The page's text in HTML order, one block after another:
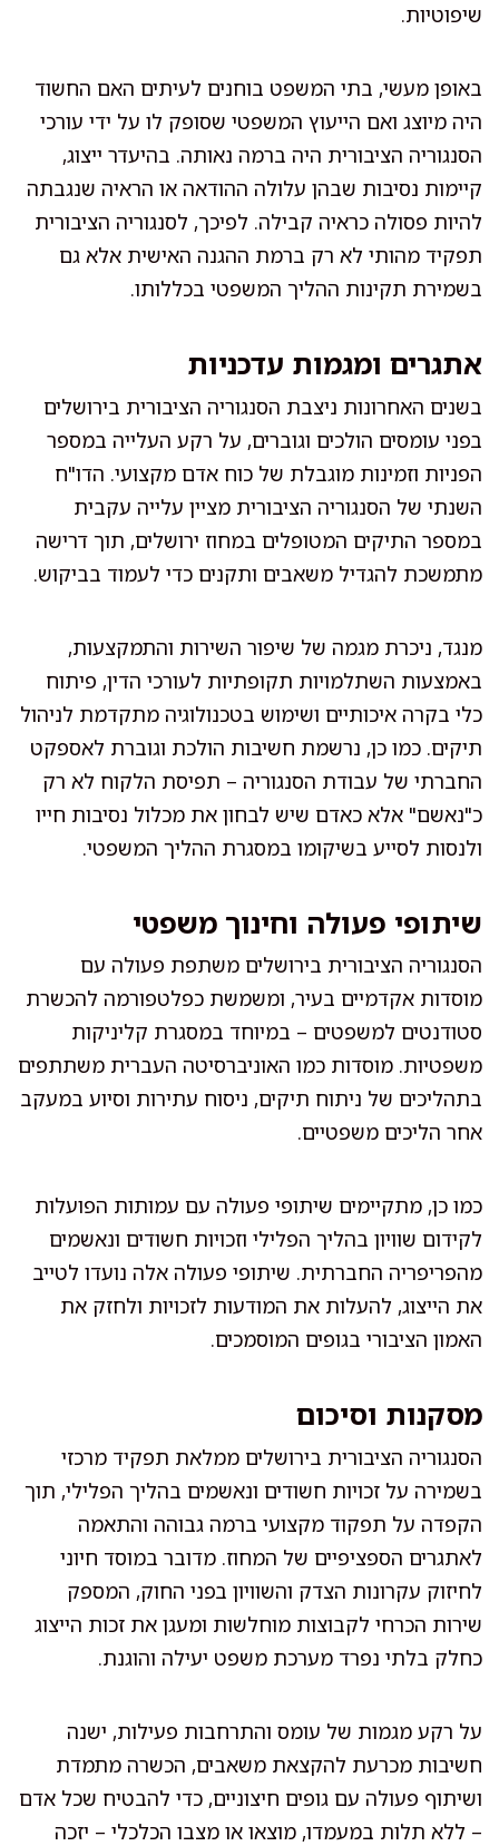
שיפוטיות.
באופן מעשי, בתי המשפט בוחנים לעיתים האם החשוד
היה מיוצג ואם הייעוץ המשפטי שסופק לו על ידי עורכי
הסנגוריה הציבורית היה ברמה נאותה. בהיעדר ייצוג,
קיימות נסיבות שבהן עלולה ההודאה או הראיה שנגבתה
להיות פסולה כראיה קבילה. לפיכך, לסנגוריה הציבורית
תפקיד מהותי לא רק ברמת ההגנה האישית אלא גם
בשמירת תקינות ההליך המשפטי בכללותו.
אתגרים ומגמות עדכניות
בשנים האחרונות ניצבת הסנגוריה הציבורית בירושלים
בפני עומסים הולכים וגוברים, על רקע העלייה במספר
הפניות וזמינות מוגבלת של כוח אדם מקצועי. הדו"ח
השנתי של הסנגוריה הציבורית מציין עלייה עקבית
במספר התיקים המטופלים במחוז ירושלים, תוך דרישה
מתמשכת להגדיל משאבים ותקנים כדי לעמוד בביקוש.
מנגד, ניכרת מגמה של שיפור השירות והתמקצעות,
באמצעות השתלמויות תקופתיות לעורכי הדין, פיתוח
כלי בקרה איכותיים ושימוש בטכנולוגיה מתקדמת לניהול
תיקים. כמו כן, נרשמת חשיבות הולכת וגוברת לאספקט
החברתי של עבודת הסנגוריה – תפיסת הלקוח לא רק
כ"נאשם" אלא כאדם שיש לבחון את מכלול נסיבות חייו
ולנסות לסייע בשיקומו במסגרת ההליך המשפטי.
שיתופי פעולה וחינוך משפטי
הסנגוריה הציבורית בירושלים משתפת פעולה עם
מוסדות אקדמיים בעיר, ומשמשת כפלטפורמה להכשרת
סטודנטים למשפטים – במיוחד במסגרת קליניקות
משפטיות. מוסדות כמו האוניברסיטה העברית משתתפים
בתהליכים של ניתוח תיקים, ניסוח עתירות וסיוע במעקב
אחר הליכים משפטיים.
כמו כן, מתקיימים שיתופי פעולה עם עמותות הפועלות
לקידום שוויון בהליך הפלילי וזכויות חשודים ונאשמים
מהפריפריה החברתית. שיתופי פעולה אלה נועדו לטייב
את הייצוג, להעלות את המודעות לזכויות ולחזק את
האמון הציבורי בגופים המוסמכים.
מסקנות וסיכום
הסנגוריה הציבורית בירושלים ממלאת תפקיד מרכזי
בשמירה על זכויות חשודים ונאשמים בהליך הפלילי, תוך
הקפדה על תפקוד מקצועי ברמה גבוהה והתאמה
לאתגרים הספציפיים של המחוז. מדובר במוסד חיוני
לחיזוק עקרונות הצדק והשוויון בפני החוק, המספק
שירות הכרחי לקבוצות מוחלשות ומעגן את זכות הייצוג
כחלק בלתי נפרד מערכת משפט יעילה והוגנת.
על רקע מגמות של עומס והתרחבות פעילות, ישנה
חשיבות מכרעת להקצאת משאבים, הכשרה מתמדת
ושיתוף פעולה עם גופים חיצוניים, כדי להבטיח שכל אדם
– ללא תלות במעמדו, מוצאו או מצבו הכלכלי – יזכה